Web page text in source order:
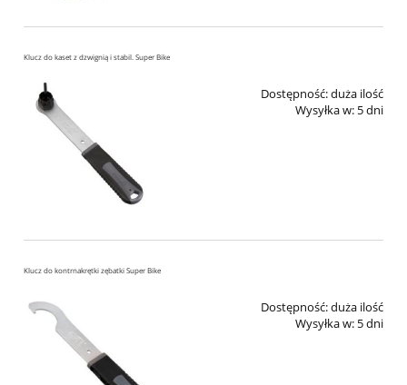
Klucz do kaset z dzwignią i stabil. Super Bike
Dostępność:duża ilość
Wysyłka w: 5 dni
Klucz do kontrnakrętki zębatki Super Bike
Dostępność:duża ilość
Wysyłka w: 5 dni